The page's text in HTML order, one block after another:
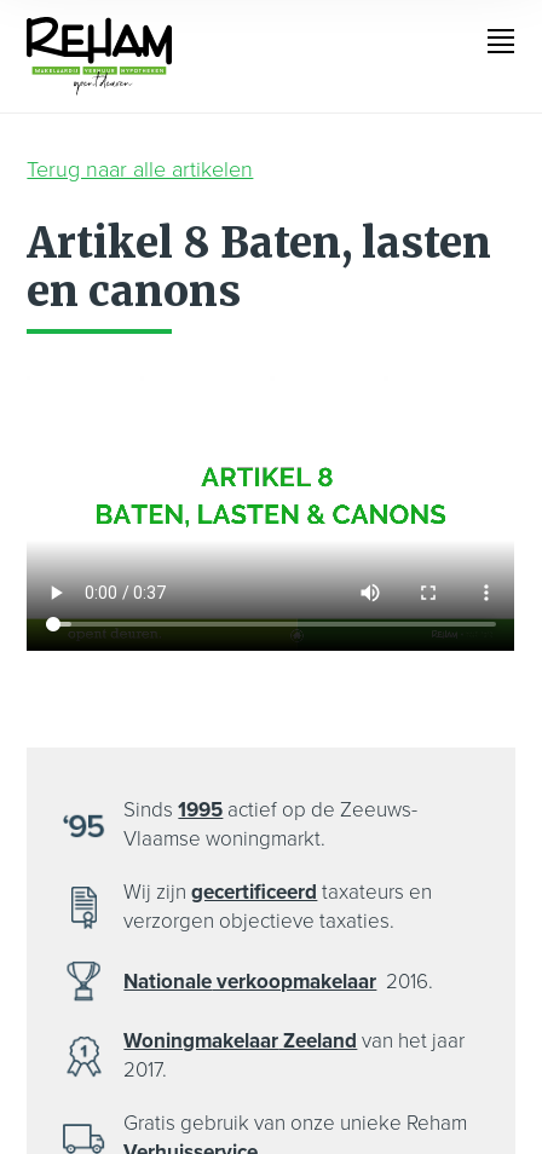
Terug naar alle artikelen
Artikel 8 Baten, lasten
en canons
Sinds1995 actief op de Zeeuws-
Vlaamse woningmarkt.
Wij zijngecertificeerd taxateurs en
verzorgen objectieve taxaties.
Nationaleverkoopmakelaar 2016.
WoningmakelaarZeeland van het jaar
2017.
Gratis gebruik van onze unieke Reham